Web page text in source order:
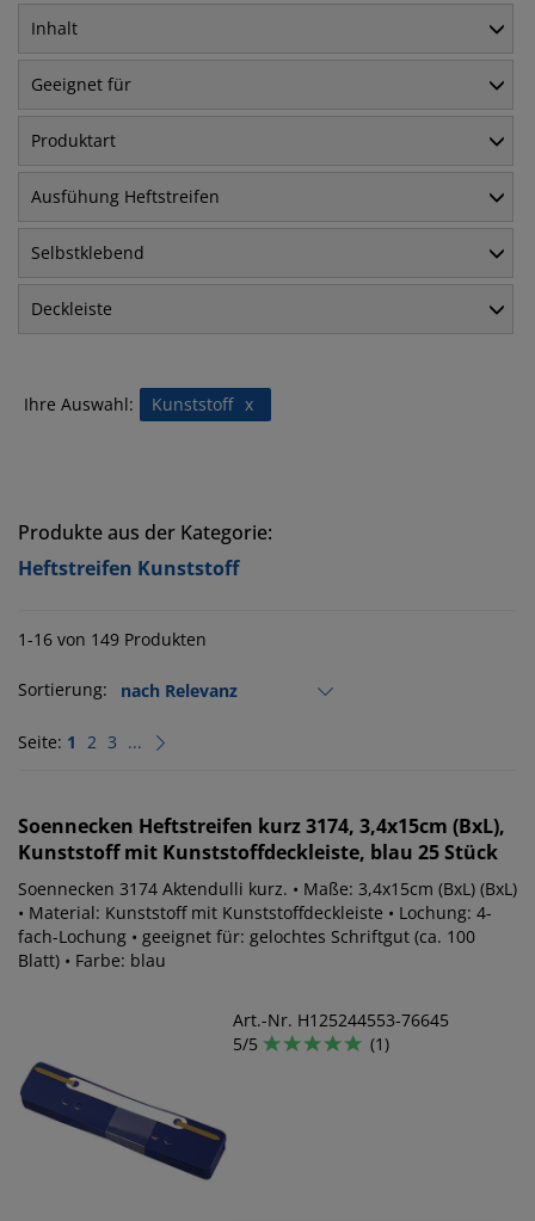
Inhalt
Geeignet für
Produktart
Ausfühung Heftstreifen
Selbstklebend
Deckleiste
Ihre Auswahl: x
Kunststoff
Produkte aus der Kategorie:
Heftstreifen Kunststoff
1-16 von 149 Produkten
Sortierung:
Seite: 1 2 3 ...
Soennecken Heftstreifen kurz 3174, 3,4x15cm (BxL),
Kunststoff mit Kunststoffdeckleiste, blau 25 Stück
Soennecken 3174 Aktendulli kurz. • Maße: 3,4x15cm (BxL) (BxL)
• Material: Kunststoff mit Kunststoffdeckleiste • Lochung: 4-
fach-Lochung • geeignet für: gelochtes Schriftgut (ca. 100
Blatt) • Farbe: blau
Art.-Nr. H125244553-76645
5/5
(1)